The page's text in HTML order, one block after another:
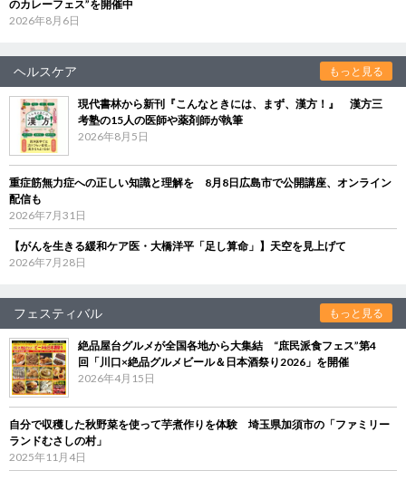
のカレーフェス”を開催中
2026年8月6日
ヘルスケア もっと見る
現代書林から新刊『こんなときには、まず、漢方！』 漢方三
考塾の15人の医師や薬剤師が執筆
2026年8月5日
重症筋無力症への正しい知識と理解を 8月8日広島市で公開講座、オンライン
配信も
2026年7月31日
【がんを生きる緩和ケア医・大橋洋平「足し算命」】天空を見上げて
2026年7月28日
フェスティバル もっと見る
絶品屋台グルメが全国各地から大集結 “庶民派食フェス”第4
回「川口×絶品グルメビール＆日本酒祭り2026」を開催
2026年4月15日
自分で収穫した秋野菜を使って芋煮作りを体験 埼玉県加須市の「ファミリー
ランドむさしの村」
2025年11月4日